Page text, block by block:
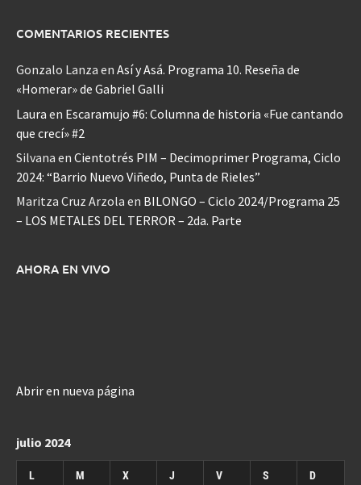
COMENTARIOS RECIENTES
Gonzalo Lanza en Así y Asá. Programa 10. Reseña de
«Homerar» de Gabriel Galli
Laura en Escaramujo #6: Columna de historia «Fue cantando
que crecí» #2
Silvana en Cientotrés PIM – Decimoprimer Programa, Ciclo
2024: “Barrio Nuevo Viñedo, Punta de Rieles”
Maritza Cruz Arzola en BILONGO – Ciclo 2024/Programa 25
– LOS METALES DEL TERROR – 2da. Parte
AHORA EN VIVO
Abrir en nueva página
julio 2024
L M X J V S D